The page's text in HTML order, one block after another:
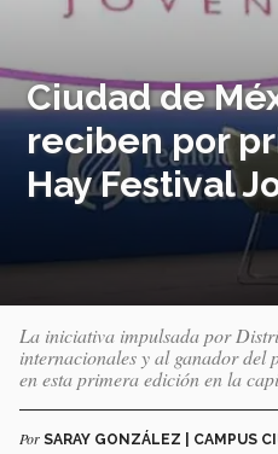
Ciudad de
reciben por
Hay Festival
La iniciativa impulsada por
internacionales y al ganador del
en esta primera edición en la
Por SARAY GONZÁLEZ | CAMPUS